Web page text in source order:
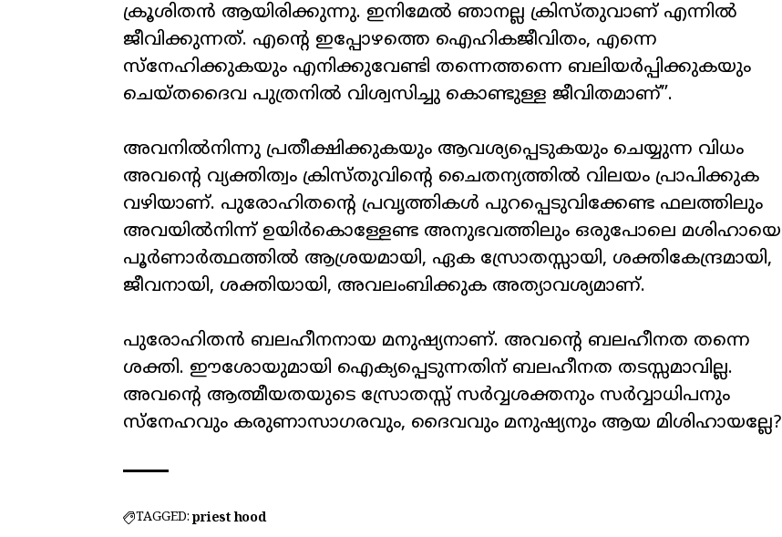
ക്രൂശിതൻ ആയിരിക്കുന്നു. ഇനിമേൽ ഞാനല്ല ക്രിസ്തുവാണ് എന്നിൽ
ജീവിക്കുന്നത്. എന്റെ ഇപ്പോഴത്തെ ഐഹികജീവിതം, എന്നെ
സ്നേഹിക്കുകയും എനിക്കുവേണ്ടി തന്നെത്തന്നെ ബലിയർപ്പിക്കുകയും
ചെയ്തദൈവ പുത്രനിൽ വിശ്വസിച്ചു കൊണ്ടുള്ള ജീവിതമാണ്”.
അവനിൽനിന്നു പ്രതീക്ഷിക്കുകയും ആവശ്യപ്പെടുകയും ചെയ്യുന്ന വിധം
അവന്റെ വ്യക്തിത്വം ക്രിസ്തുവിന്റെ ചൈതന്യത്തിൽ വിലയം പ്രാപിക്കുക
വഴിയാണ്. പുരോഹിതന്റെ പ്രവൃത്തികൾ പുറപ്പെടുവിക്കേണ്ട ഫലത്തിലും
അവയിൽനിന്ന് ഉയിർകൊള്ളേണ്ട അനുഭവത്തിലും ഒരുപോലെ മശിഹായെ
പൂർണാർത്ഥത്തിൽ ആശ്രയമായി, ഏക സ്രോതസ്സായി, ശക്തികേന്ദ്രമായി,
ജീവനായി, ശക്തിയായി, അവലംബിക്കുക അത്യാവശ്യമാണ്.
പുരോഹിതൻ ബലഹീനനായ മനുഷ്യനാണ്. അവന്റെ ബലഹീനത തന്നെ
ശക്തി. ഈശോയുമായി ഐക്യപ്പെടുന്നതിന് ബലഹീനത തടസ്സമാവില്ല.
അവന്റെ ആത്മീയതയുടെ സ്രോതസ്സ് സർവ്വശക്തനും സർവ്വാധിപനും
സ്നേഹവും കരുണാസാഗരവും, ദൈവവും മനുഷ്യനും ആയ മിശിഹായല്ലേ?
TAGGED: priest hood